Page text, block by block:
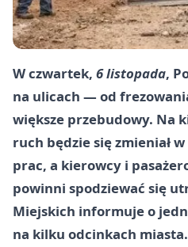
W czwartek, 6 listopada,
na ulicach — od
większe przebudowy. Na
ruch będzie się zmieniał
prac, a kierowcy i
powinni spodziewać się
Miejskich informuje o
na kilku odcinkach miasta.